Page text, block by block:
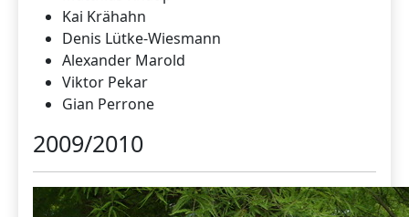
Kai Krähahn
Denis Lütke-Wiesmann
Alexander Marold
Viktor Pekar
Gian Perrone
2009/2010